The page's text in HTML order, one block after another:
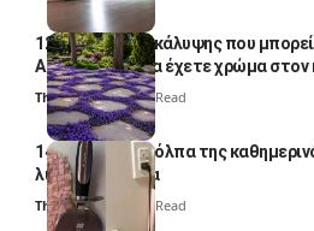
12 φυτά εδαφοκάλυψης που
Αύγουστο για να έχετε χρώμα
Thali Ombre7 Min Read
14 πανέξυπνα κόλπα της
λύσουν τα χέρια
Thali Ombre 6 Min Read